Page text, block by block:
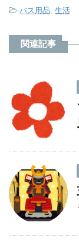
-バス用品, 生活
関連記事